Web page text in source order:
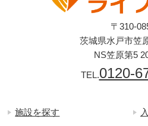
〒310-
茨城県水戸市笠
NS笠原第5
TEL.0120-
施設を探す